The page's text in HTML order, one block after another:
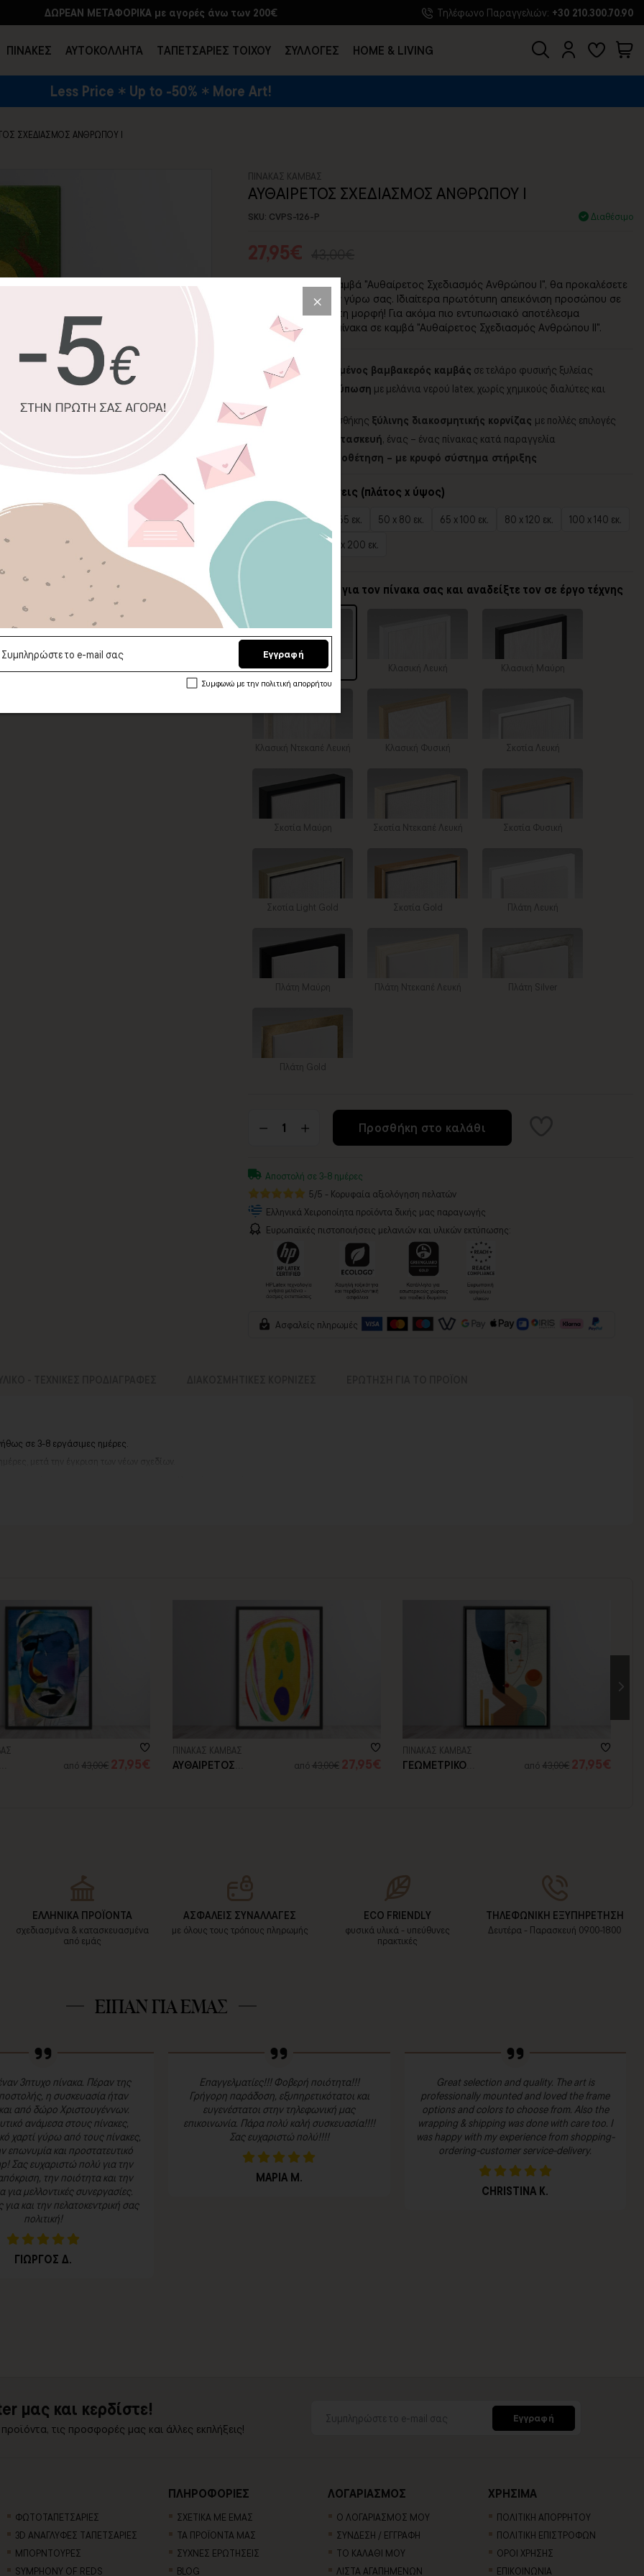
ΔΩΡΕΑΝ ΜΕΤΑΦΟΡΙΚΑ με αγορές άνω των 200€ Τηλέφωνο Παραγγελιών: +30 210.300.70.90
ΠΙΝΑΚΕΣ ΑΥΤΟΚΟΛΛΗΤΑ TΑΠΕΤΣΑΡΙΕΣ ΤΟΙΧΟΥ ΣΥΛΛΟΓΕΣ HOME & LIVING
ΕΝΔΥΣΗ & ΑΞΕΣΟΥΑΡ
Less Price Up to -50% More Art!
ΣΧΕΔΙΑΣΜΟΣ ΑΝΘΡΩΠΟΥ I
ΠΙΝΑΚΑΣ ΚΑΜΒΑΣ
ΑΥΘΑΙΡΕΤΟΣ ΣΧΕΔΙΑΣΜΟΣ ΑΝΘΡΩΠΟΥ I
SKU: CVPS-126-P Διαθέσιμο
27,95€
Με τον πίνακα σε καμβά "Αυθαίρετος Σχεδιασμός Ανθρώπου Ι", θα προκαλέσετε
τις εντυπώσεις των γύρω σας. Ιδιαίτερα πρωτότυπη απεικόνιση προσώπου σε
μοντέρνα, αυθαίρετη μορφή! Για ακόμα πιο εντυπωσιακό αποτέλεσμα
συνδυάστε με τον πίνακα σε καμβά "Αυθαίρετος Σχεδιασμός Ανθρώπου ΙΙ".
100% πιστοποιημένος βαμβακερός καμβάς σε τελάρο φυσικής ξυλείας
Οικολογική εκτύπωση με μελάνια νερού latex, χωρίς χημικούς διαλύτες και
Δυνατότητα προσθήκης ξύλινης διακοσμητικής κορνίζας με πολλές επιλογές
Χειροποίητη κατασκευή, ένας – ένας πίνακας κατά παραγγελία
Έτοιμοι για τοποθέτηση – με κρυφό σύστημα στήριξης
Επιλέξτε διαστάσεις (πλάτος x ύψος)
30 x 45 εκ. 40 x 65 εκ. 50 x 80 εκ. 65 x 100 εκ. 80 x 120 εκ.
100 x 140 εκ.
140 x 200 εκ.
Επιλέξτε κορνίζα για τον πίνακα σας και αναδείξτε τον σε έργο τέχνης
Χωρίς κορνίζα Κλασική Λευκή Κλασική Μαύρη
Κλασική Ντεκαπέ Λευκή Κλασική Φυσική Σκοτία Λευκή
Σκοτία Μαύρη Σκοτία Ντεκαπέ Λευκή Σκοτία Φυσική
Σκοτία Light Gold Σκοτία Gold Πλάτη Λευκή
Πλάτη Μαύρη Πλάτη Ντεκαπέ Λευκή Πλάτη Silver
Πλάτη Gold
Προσθήκη στο καλάθι
Αποστολή σε 3-8 ημέρες
5/5 - Κορυφαία αξιολόγηση πελατών
Ελληνικά Χειροποίητα προϊόντα δικής μας παραγωγής
Ευρωπαϊκές πιστοποιήσεις μελανιών και υλικών εκτύπωσης:
Ασφαλείς πληρωμές
σε 3-8 εργάσιμες ημέρες.
μετά την έγκριση των νέων σχεδίων.
ή καλοκαιρινών διακοπών, μπορεί να χρειαστεί λίγος περισσότερος χρόνος για να παραδοθεί.
από 43,00€ 27,95€
ΠΙΝΑΚΑΣ ΚΑΜΒΑΣ
ΑΥΘΑΙΡΕΤΟΣ
από43,00€ 27,95€
ΠΙΝΑΚΑΣ ΚΑΜΒΑΣ
ΓΕΩΜΕΤΡΙΚΟ
από 43,00€ 27,95€
ΕΛΛΗΝΙΚΑ ΠΡΟΪΟΝΤΑ
σχεδιασμένα & κατασκευασμένα
από εμάς
ΑΣΦΑΛΕΙΣ ΣΥΝΑΛΛΑΓΕΣ
με όλους τους τρόπους πληρωμής
ECO FRIENDLY
φυσικά υλικά - υπεύθυνες
πρακτικές
ΤΗΛΕΦΩΝΙΚΗ ΕΞΥΠΗΡΕΤΗΣΗ
Δευτέρα - Παρασκευή 09:00-18:00
ΕΙΠΑΝ ΓΙΑ ΕΜΑΣ
3πτυχο πίνακα. Πέραν της
η συσκευασία ήταν
από δώρο Χριστουγέννων.
ανάμεσα στους πίνακες,
χαρτί γύρω από τους πίνακες,
επωνυμία και προστατευτικό
Σας ευχαριστώ πολύ για την
την ποιότητα και την
για μελλοντικές συνεργασίες.
και την πελατοκεντρική σας
πολιτική!
ΓΙΩΡΓΟΣ Δ.
Επαγγελματίες!!! Φοβερή ποιότητα!!!
Γρήγορη παράδοση, εξυπηρετικότατοι και
ευγενέστατοι στην τηλεφωνική μας
επικοινωνία. Πάρα πολύ καλή συσκευασία!!!!
Σας ευχαριστώ πολύ!!!!
ΜΑΡΙΑ Μ.
Great selection and quality. The art is
professionally mounted and loved the frame
options and colors to choose from. Also the
wrapping & shipping was done with care too. I
was happy with my experience from shopping-
ordering-customer service-delivery.
CHRISTINA K.
μας και κερδίστε!
τις προσφορές μας και άλλες εκπλήξεις!
Εγγραφή
ΦΩΤΟΤΑΠΕΤΣΑΡΙΕΣ
3D AΝΑΓΛΥΦΕΣ TΑΠΕΤΣΑΡΙΕΣ
ΜΠΟΡΝΤΟΥΡΕΣ
SYMPHONY OF REDS
ΠΛΗΡΟΦΟΡΙΕΣ
ΣΧΕΤΙΚΑ ΜΕ ΕΜΑΣ
ΤΑ ΠΡΟΪΟΝΤΑ ΜΑΣ
ΣΥΧΝΕΣ ΕΡΩΤΗΣΕΙΣ
BLOG
ΛΟΓΑΡΙΑΣΜΟΣ
Ο ΛΟΓΑΡΙΑΣΜΟΣ ΜΟΥ
ΣΥΝΔΕΣΗ / ΕΓΓΡΑΦΗ
ΤΟ ΚΑΛΑΘΙ ΜΟΥ
ΛΙΣΤΑ ΑΓΑΠΗΜΕΝΩΝ
ΧΡΗΣΙΜΑ
ΠΟΛΙΤΙΚΗ ΑΠΟΡΡΗΤΟΥ
ΠΟΛΙΤΙΚΗ ΕΠΙΣΤΡΟΦΩΝ
ΟΡΟΙ ΧΡΗΣΗΣ
ΕΠΙΚΟΙΝΩΝΙΑ
Εγγραφή
Συμφωνώ με την πολιτική απορρήτου